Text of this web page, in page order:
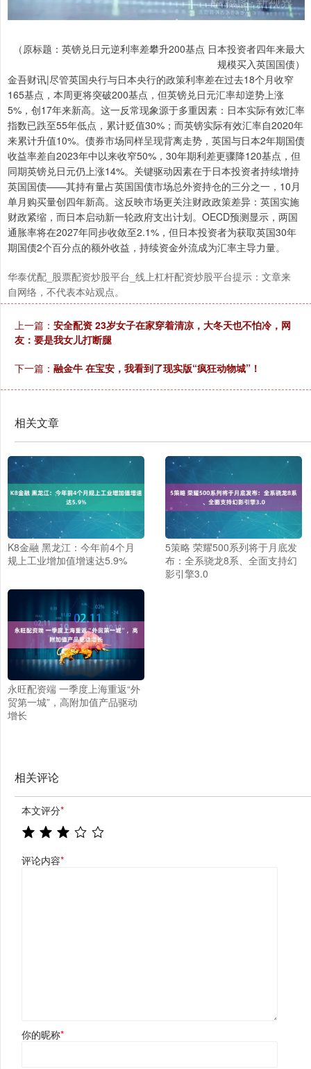
（原标题：英镑兑日元逆利率差攀升200基点 日本投资者四年来最大
规模买入英国国债）
金吾财讯|尽管英国央行与日本央行的政策利率差在过去18个月收窄
165基点，本周更将突破200基点，但英镑兑日元汇率却逆势上涨
5%，创17年来新高。这一反常现象源于多重因素：日本实际有效汇率
指数已跌至55年低点，累计贬值30%；而英镑实际有效汇率自2020年
来累计升值10%。债券市场同样呈现背离走势，英国与日本2年期国债
收益率差自2023年中以来收窄50%，30年期利差更骤降120基点，但
同期英镑兑日元仍上涨14%。关键驱动因素在于日本投资者持续增持
英国国债——其持有量占英国国债市场总外资持仓的三分之一，10月
单月购买量创四年新高。这反映市场更关注财政政策差异：英国实施
财政紧缩，而日本启动新一轮政府支出计划。OECD预测显示，两国
通胀率将在2027年同步收敛至2.1%，但日本投资者为获取英国30年
期国债2个百分点的额外收益，持续资金外流成为汇率主导力量。
华泰优配_股票配资炒股平台_线上杠杆配资炒股平台提示：文章来
自网络，不代表本站观点。
上一篇： 安全配资 23岁女子在家穿着清凉，大冬天也不怕冷，网
友：要是我女儿打断腿
下一篇： 融金牛 在宝安，我看到了现实版“疯狂动物城”！
相关文章
K8金融 黑龙江：今年前4个月
规上工业增加值增速达5.9%
5策略 荣耀500系列将于月底发
布：全系骁龙8系、全面支持幻
影引擎3.0
永旺配资端 一季度上海重返“外
贸第一城”，高附加值产品驱动
增长
相关评论
本文评分*
评论内容*
你的昵称*